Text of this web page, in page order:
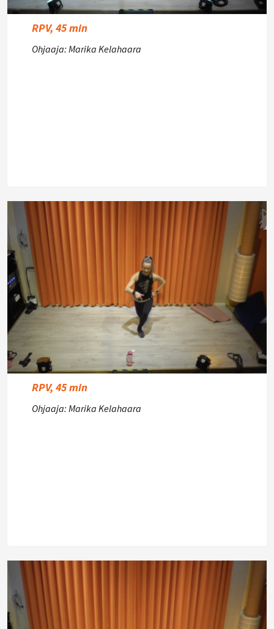
RPV, 45 min
Ohjaaja: Marika Kelahaara
RPV, 45 min
Ohjaaja: Marika Kelahaara